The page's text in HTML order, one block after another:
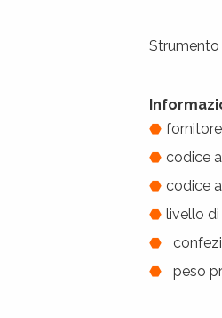
Strumento
codice
codice
livello
peso